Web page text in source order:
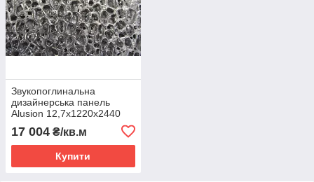
Звукопоглинальна
дизайнерська панель
Alusion 12,7х1220х2440
Large Cell open
17 004 ₴/кв.м
Купити